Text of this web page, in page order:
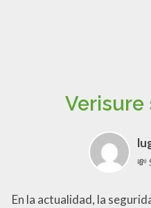
Verisure
💸
En la actualidad, la